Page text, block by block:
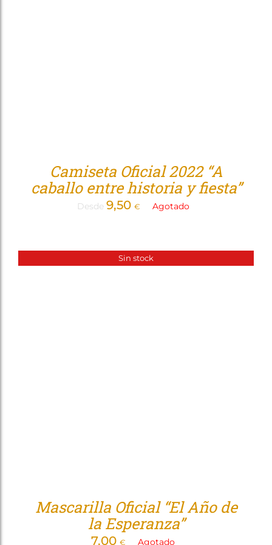
Camiseta Oficial 2022 “A
caballo entre historia y fiesta”
Desde 9,50 € Agotado
Sin stock
Mascarilla Oficial “El Año de
la Esperanza”
7,00 € Agotado